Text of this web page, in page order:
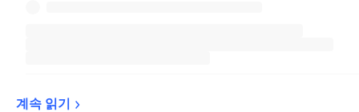
계속 읽기